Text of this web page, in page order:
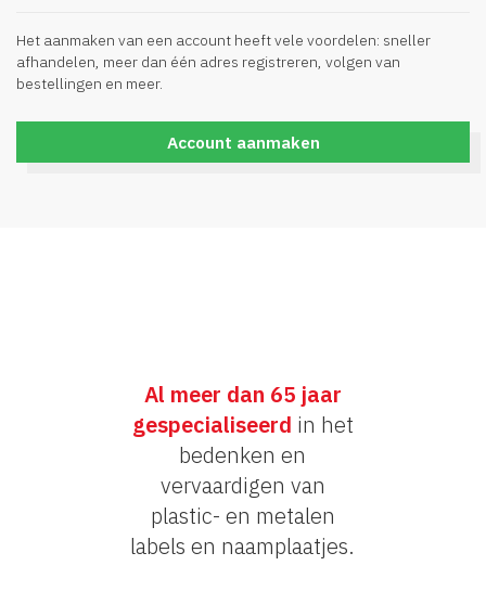
Het aanmaken van een account heeft vele voordelen: sneller
afhandelen, meer dan één adres registreren, volgen van
bestellingen en meer.
Account aanmaken
Al meer dan 65 jaar
gespecialiseerd in het
bedenken en
vervaardigen van
plastic- en metalen
labels en naamplaatjes.